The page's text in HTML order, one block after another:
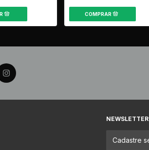
NEWSLETTER